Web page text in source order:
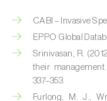
Cobrilha-da-
ficus)
Cochonilha-da-
CABI – Invasive
EPPO Global
Srinivasan, R.
their management.
337–353.
Furlong, M. J.,